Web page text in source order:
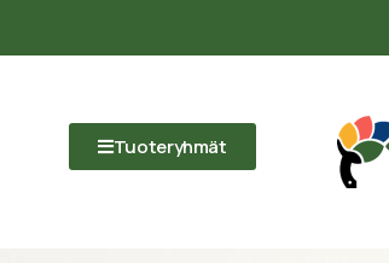
Tuoteryhmät